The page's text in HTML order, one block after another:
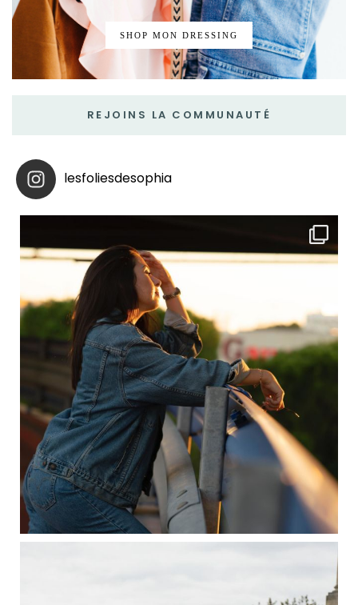
SHOP MON DRESSING
REJOINS LA COMMUNAUTÉ
lesfoliesdesophia